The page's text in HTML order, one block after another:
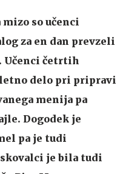
mizo so učenci
za en dan prevzeli
Učenci četrtih
delo pri pripravi
menija pa
Dogodek je
pa je tudi
je bila tudi